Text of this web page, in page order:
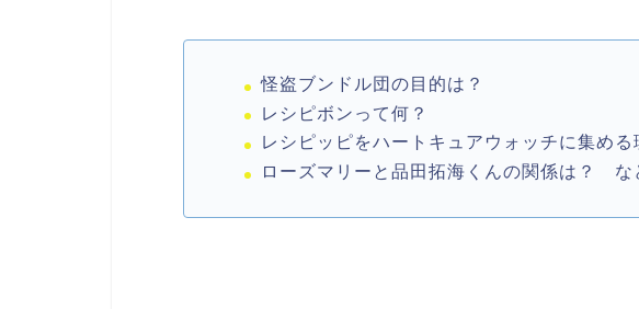
怪盗ブンドル団の目的は？
レシピボンって何？
レシピッピをハートキュアウォッチに集める
ローズマリーと品田拓海くんの関係は？ な